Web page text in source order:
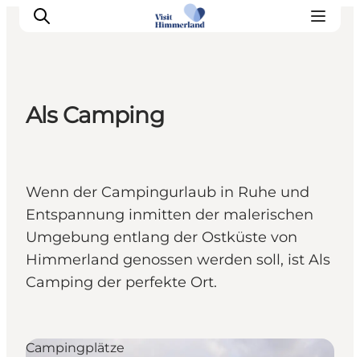
Städte und Orte
Das passiert
Reiseplanung
Praktische Informationen
Als Camping
Wenn der Campingurlaub in Ruhe und
Entspannung inmitten der malerischen
Umgebung entlang der Ostküste von
Himmerland genossen werden soll, ist Als
Camping der perfekte Ort.
Campingplätze